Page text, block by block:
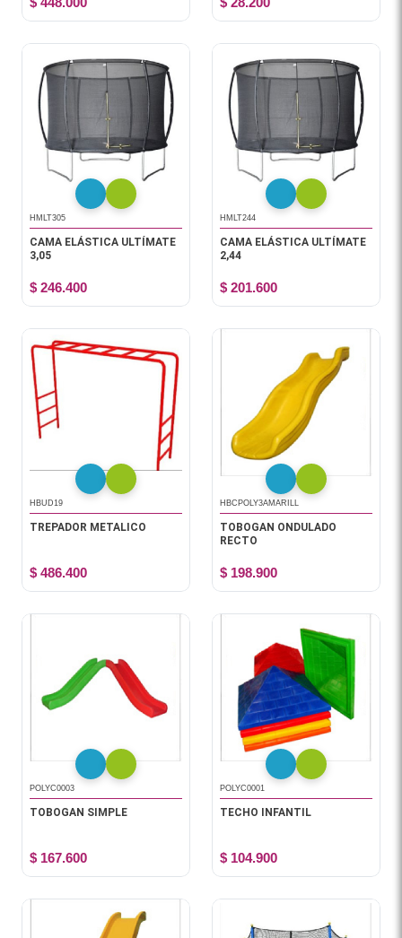
HMLT305
CAMA ELÁSTICA ULTÍMATE
3,05
$ 246.400
HMLT244
CAMA ELÁSTICA ULTÍMATE
2,44
$ 201.600
HBUD19
TREPADOR METALICO
$ 486.400
HBCPOLY3AMARILL
TOBOGAN ONDULADO
RECTO
$ 198.900
POLYC0003
TOBOGAN SIMPLE
$ 167.600
POLYC0001
TECHO INFANTIL
$ 104.900